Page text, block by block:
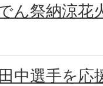
ん祭納涼花
中選手を応